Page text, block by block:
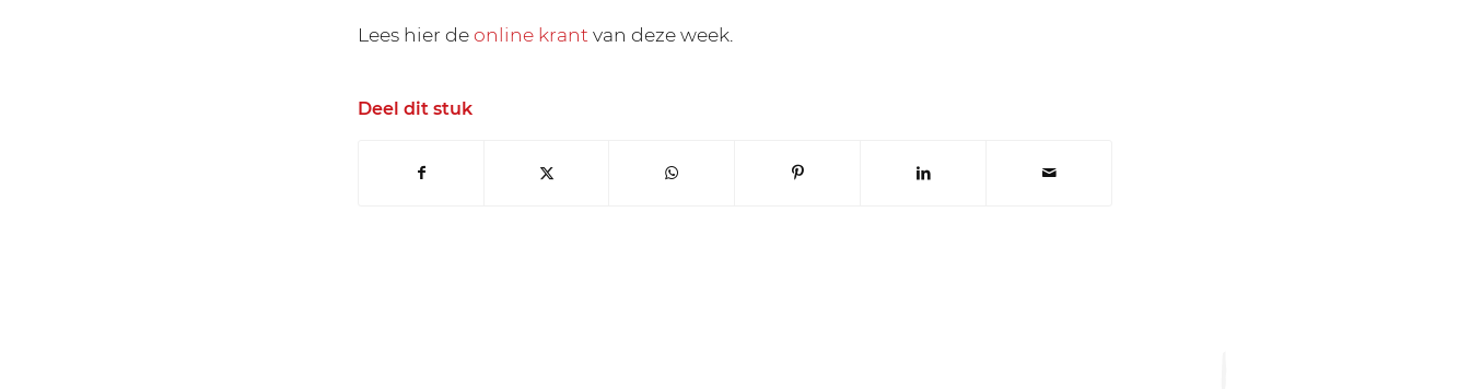
Lees hier deonline krant van deze week.
Deel dit stuk